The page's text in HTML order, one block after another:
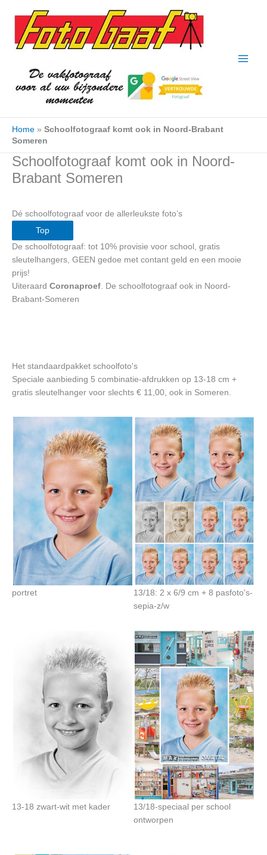
naar
inhoud
Home » Schoolfotograaf komt ook in Noord-Brabant
Someren
Schoolfotograaf komt ook in Noord-
Brabant Someren
Dé schoolfotograaf voor de allerleukste foto’s
Top
De schoolfotograaf: tot 10% provisie voor school, gratis
sleutelhangers, GEEN gedoe met contant geld en een mooie
prijs!
Uiteraard Coronaproef . De schoolfotograaf ook in Noord-
Brabant-Someren
Het standaardpakket schoolfoto's
Speciale aanbieding 5 combinatie-afdrukken op 13-18 cm +
gratis sleutelhanger voor slechts € 11,00, ook in Someren.
portret
13/18: 2 x 6/9 cm + 8 pasfoto's-
sepia-z/w
13-18 zwart-wit met kader
13/18-speciaal per school
ontworpen